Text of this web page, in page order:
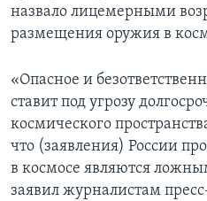
назвало лицемерными
размещения оружия в
«Опасное и
ставит под угрозу
космического
что (заявления) России
в космосе являются
заявил журналистам